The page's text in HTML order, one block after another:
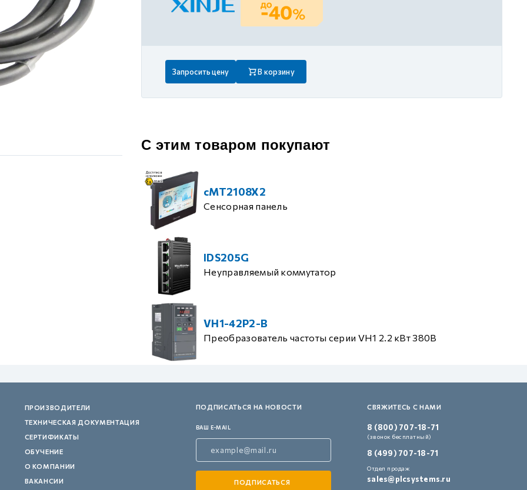
Запросить цену В корзину
С этим товаром покупают
cMT2108X2
Сенсорная панель
IDS205G
Неуправляемый коммутатор
VH1-42P2-B
Преобразователь частоты серии VH1 2.2 кВт 380В
ПРОИЗВОДИТЕЛИ
ТЕХНИЧЕСКАЯ ДОКУМЕНТАЦИЯ
СЕРТИФИКАТЫ
ОБУЧЕНИЕ
О КОМПАНИИ
ВАКАНСИИ
ПОДПИСАТЬСЯ НА НОВОСТИ
ВАШ E-MAIL
СВЯЖИТЕСЬ С НАМИ
8 (800) 707-18-71
(звонок бесплатный)
8 (499) 707-18-71
Отдел продаж
sales@plcsystems.ru
с разомкнутым контуром)
контуром)